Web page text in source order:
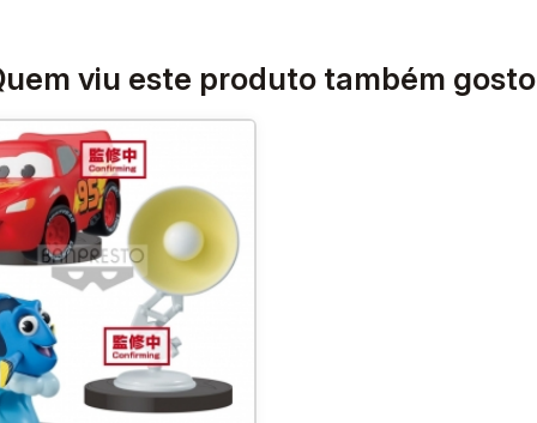
viu este produto também